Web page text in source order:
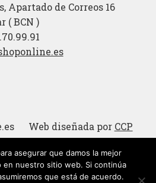
de Correos 16
( BCN )
Web diseñada por CCP
asegurar que damos la mejor
en nuestro sitio web. Si continúa
que está de acuerdo.